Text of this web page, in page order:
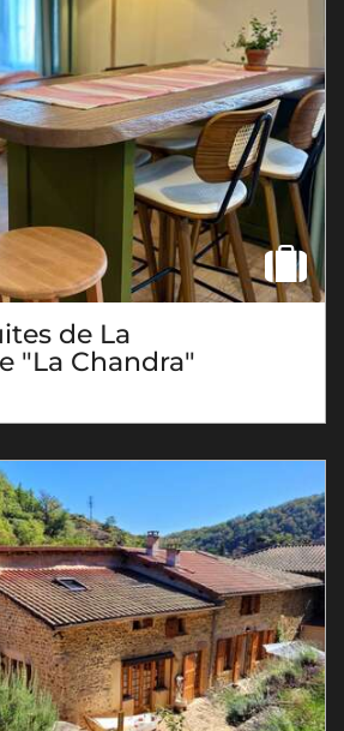
de La
"La Chandra"